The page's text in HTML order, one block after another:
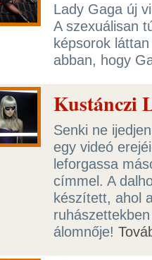
Lady Gaga új
A szexuálisan
képsorok
abban, hogy
Kustánczi
Senki ne
egy videó
leforgassa
címmel. A
készített, ahol
álomnője!